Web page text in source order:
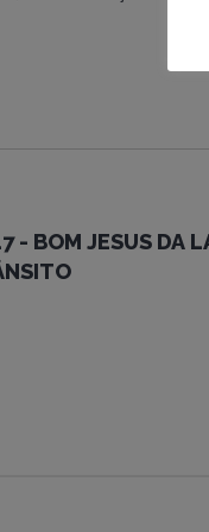
- BOM JESUS DA